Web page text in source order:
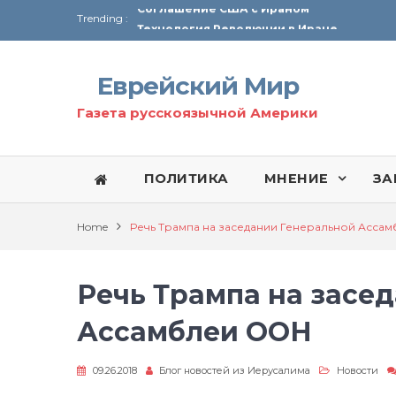
Trending :
Технология Революции в Иране
Еврейский Мир
Газета русскоязычной Америки
ПОЛИТИКА МНЕНИЕ
Home Речь Трампа на заседании Генеральной
Речь Трампа на
Ассамблеи ООН
09.26.2018 Блог новостей из Иерусалима Новости